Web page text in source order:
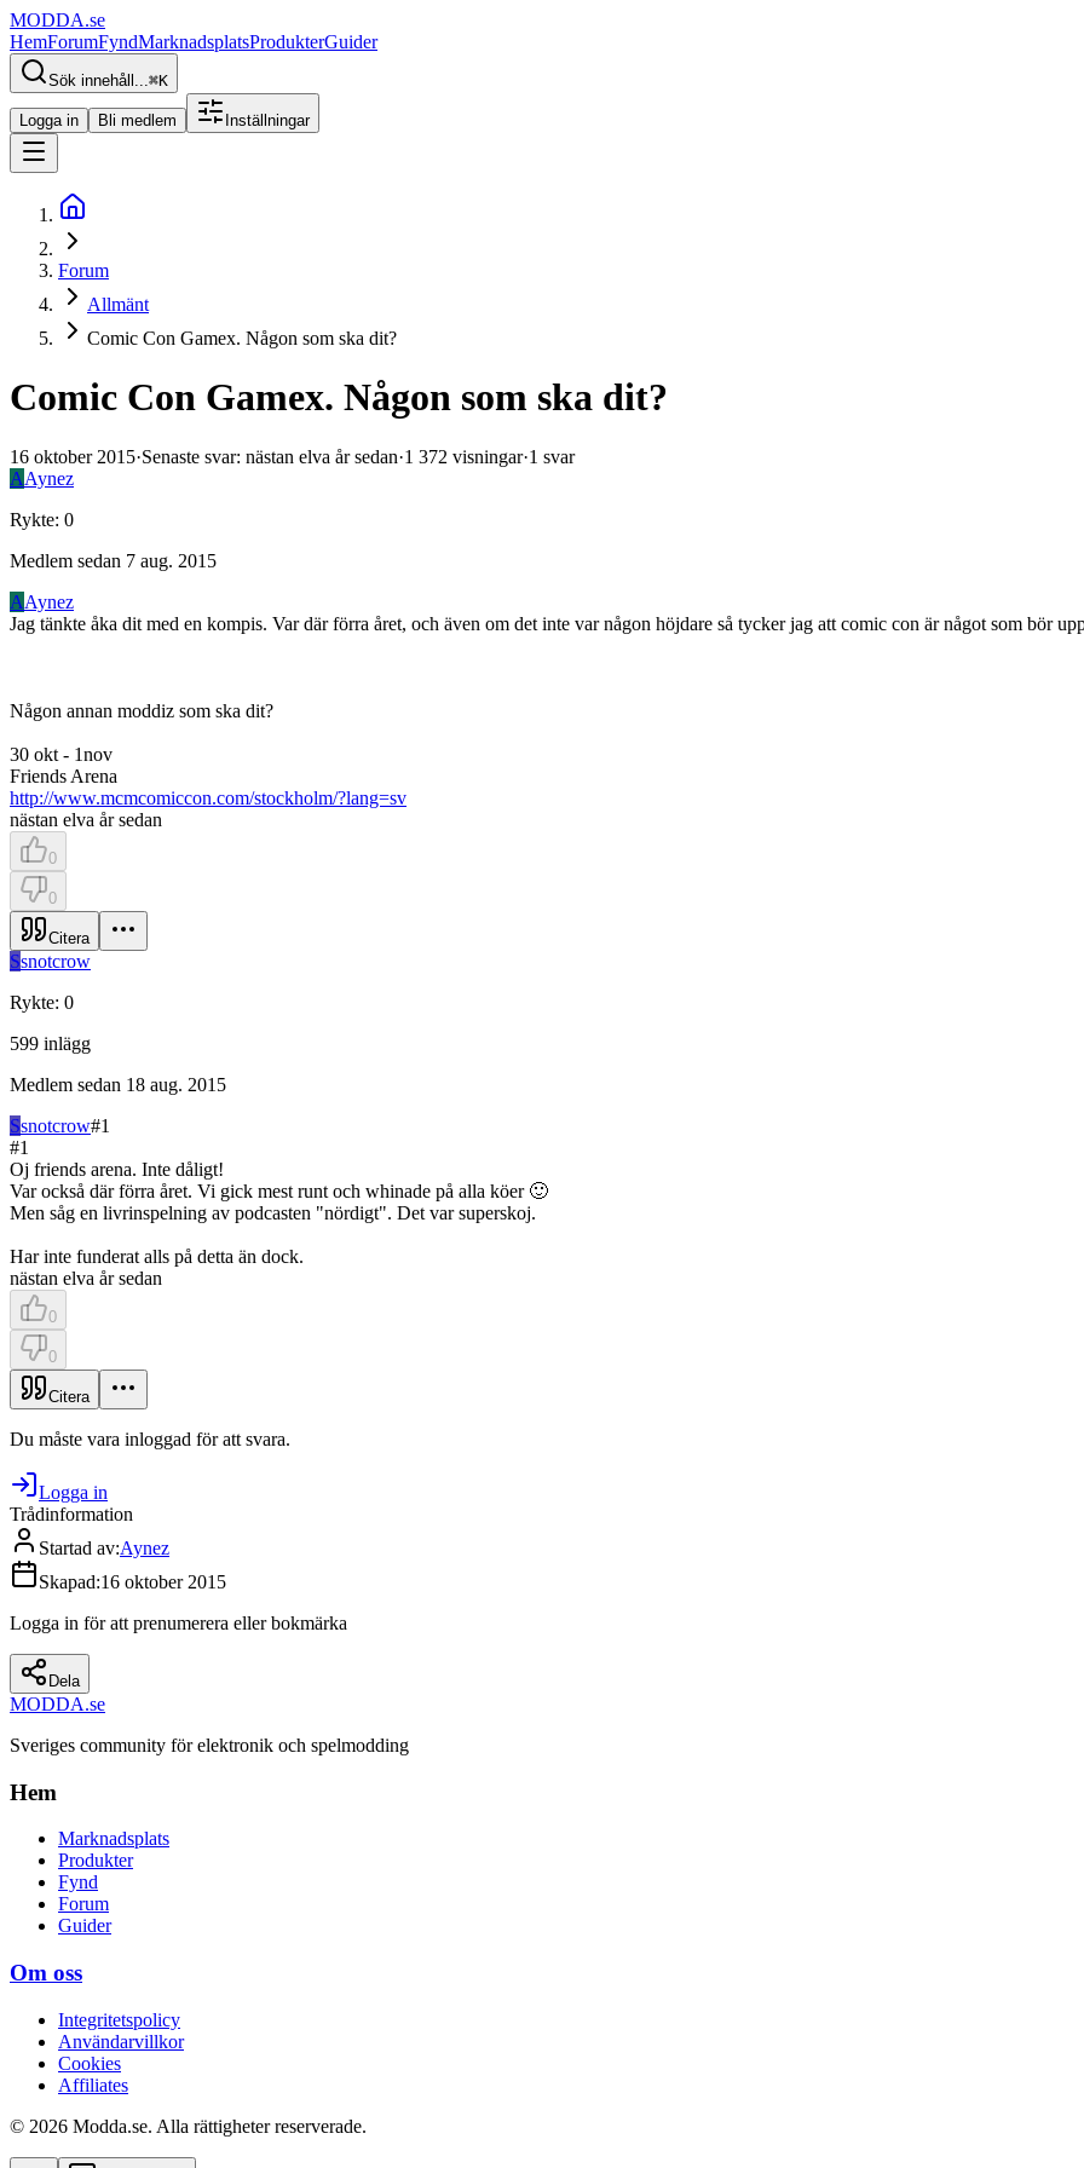
MODDA.se
HemForumFyndMarknadsplatsProdukterGuider
Sök innehåll...⌘K
Logga in Bli medlem Inställningar
Forum
Allmänt
Comic Con Gamex. Någon som ska dit?
Comic Con Gamex. Någon som ska dit?
16 oktober 2015·Senaste svar: nästan elva år sedan·1 372 visningar·1 svar
AAynez
Rykte: 0
Medlem sedan 7 aug. 2015
AAynez
Jag tänkte åka dit med en kompis. Var där förra året, och även om det inte var någon höjdare så tycker jag att comic con är något som bör
Någon annan moddiz som ska dit?
30 okt - 1nov
Friends Arena
http://www.mcmcomiccon.com/stockholm/?lang=sv
nästan elva år sedan
0
0
Citera
Ssnotcrow
Rykte: 0
599 inlägg
Medlem sedan 18 aug. 2015
Ssnotcrow#1
#1
Oj friends arena. Inte dåligt!
Var också där förra året. Vi gick mest runt och whinade på alla köer 🙂
Men såg en livrinspelning av podcasten "nördigt". Det var superskoj.
Har inte funderat alls på detta än dock.
nästan elva år sedan
0
0
Citera
Du måste vara inloggad för att svara.
Logga in
Trådinformation
Startad av:Aynez
Skapad:16 oktober 2015
Logga in för att prenumerera eller bokmärka
Dela
MODDA.se
Sveriges community för elektronik och spelmodding
Hem
Marknadsplats
Produkter
Fynd
Forum
Guider
Om oss
Integritetspolicy
Användarvillkor
Cookies
Affiliates
© 2026 Modda.se. Alla rättigheter reserverade.